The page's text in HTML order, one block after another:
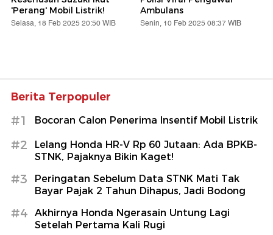
'Perang' Mobil Listrik!
Selasa, 18 Feb 2025 20:50 WIB
Ambulans
Senin, 10 Feb 2025 08:37 WIB
Berita Terpopuler
#1 Bocoran Calon Penerima Insentif Mobil Listrik
#2
Lelang Honda HR-V Rp 60 Jutaan: Ada BPKB-
STNK, Pajaknya Bikin Kaget!
#3
Peringatan Sebelum Data STNK Mati Tak
Bayar Pajak 2 Tahun Dihapus, Jadi Bodong
#4
Akhirnya Honda Ngerasain Untung Lagi
Setelah Pertama Kali Rugi